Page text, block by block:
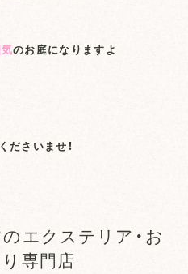
のお庭になりますよ
ださいませ！
エクステリア・お
専門店